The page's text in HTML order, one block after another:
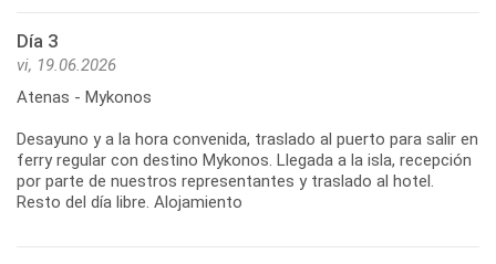
Día 3
vi, 19.06.2026
Atenas - Mykonos
Desayuno y a la hora convenida, traslado al puerto para salir en
ferry regular con destino Mykonos. Llegada a la isla, recepción
por parte de nuestros representantes y traslado al hotel.
Resto del día libre. Alojamiento